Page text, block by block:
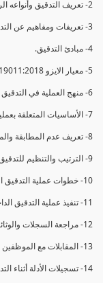
2- تعريف التدقيق وأنواعه الرئيسية.
3- تعريفات ومفاهيم عن التدقيق الداخلي.
4- مبادئ التدقيق.
5- معيار الايزو 19011:2018.
6- منهج العملية في التدقيق الداخلي.
7- الأساسيات المتعلقة بعملية التدقيق الداخلي.
8- تعريف عدم المطابقة والملاحظات.
9- الترتيب والتنظيم للتدقيق الداخلي.
10- خطوات عملية التدقيق الداخلي.
11- تنفيذ عملية التدقيق الداخلي والاجتماع الافتتاحي.
12- مراجعة السجلات والوثائق.
13- المقابلات مع الموظفين ومراقبة الانشطة والمرافق.
14- تسجيلات الأدلة أثناء التدقيق.